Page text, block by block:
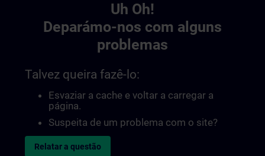
Uh Oh!
Deparámo-nos com alguns
problemas
Talvez queira fazê-lo:
Esvaziar a cache e voltar a carregar a
página.
Suspeita de um problema com o site?
Relatar a questão